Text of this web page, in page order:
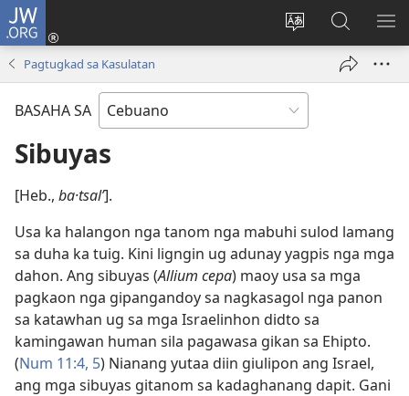
JW.ORG
Ilisi
pinulongan
sa
site
Log
ug
Pangitaa
sa
JW.ORG
Pagtugkad sa Kasulatan
BASAHA SA
Sibuyas
[Heb., ba·tsalʹ].
Usa ka halangon nga tanom nga mabuhi sulod lamang
sa duha ka tuig. Kini ligngin ug adunay yagpis nga mga
dahon. Ang sibuyas (Allium cepa) maoy usa sa mga
pagkaon nga gipangandoy sa nagkasagol nga panon
sa katawhan ug sa mga Israelinhon didto sa
kamingawan human sila pagawasa gikan sa Ehipto.
(Num 11:​4, 5) Nianang yutaa diin giulipon ang Israel,
ang mga sibuyas gitanom sa kadaghanang dapit. Gani